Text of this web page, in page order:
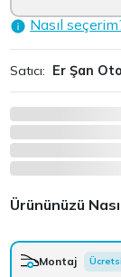
Nasıl
Satıcı: Er Şan
Ürününüzü
Montaj